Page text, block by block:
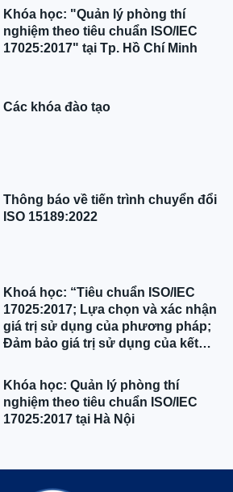
Khóa học: "Quản lý phòng thí
nghiệm theo tiêu chuẩn ISO/IEC
17025:2017" tại Tp. Hồ Chí Minh
Các khóa đào tạo
Thông báo về tiến trình chuyển đổi
ISO 15189:2022
Khoá học: “Tiêu chuẩn ISO/IEC
17025:2017; Lựa chọn và xác nhận
giá trị sử dụng của phương pháp;
Đảm bảo giá trị sử dụng của kết
Khóa học: Quản lý phòng thí
nghiệm theo tiêu chuẩn ISO/IEC
17025:2017 tại Hà Nội